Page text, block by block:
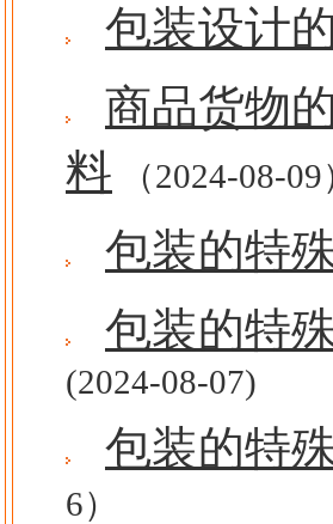
包装设计
商品货物
料 （2024-08-09
包装的特
包装的特
(2024-08-07)
包装的特
6）